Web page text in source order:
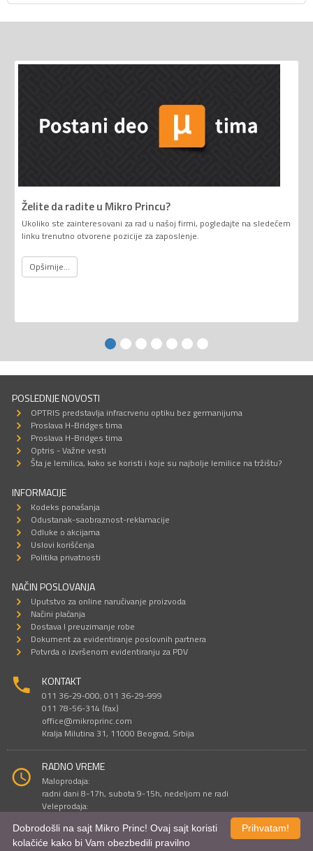
Želite da radite u Mikro Princu?
Ukoliko ste zainteresovani za rad u našoj firmi, pogledajte na sledećem
linku trenutno otvorene pozicije za zaposlenje.
Opširnije...
POSLEDNJE NOVOSTI
OPTRIS predstavlja infracrvenu optiku bez germanijuma
Proslava H-Bridges tima
Proslava H-Bridges tima
Optris - Važne vesti
Šta je lemilica, kako se koristi i koje su najbolje lemilice na tržištu?
INFORMACIJE
Kodeks ponašanja
Odustanak-saobraznost-reklamacije
Odluke o akcijama
Uslovi korišćenja
Politika privatnosti
NAČIN POSLOVANJA
Uputstvo za online naručivanje proizvoda
Načini plaćanja
Dostava I preuzimanje robe
Dokument za evidentiranje poslovnih partnera
Potvrda o izvršenom evidentiranju za PDV
KONTAKT
011 36-29-000; 011 36-29-999
011 78-56-314 (fax)
office@mikroprinc.com
Kralja Milutina 31, 11000 Beograd, Srbija
RADNO VREME
Maloprodaja:
radni dani 8-17h, subota 9-15h, nedeljom ne radi
Veleprodaja:
Prihvatam!
Dobrodošli na sajt Mikro Princ! Ovaj sajt koristi
kolačiće kako bi Vam obezbedili pravilno